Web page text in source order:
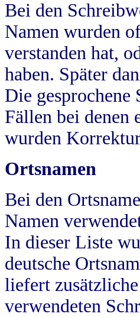
Bei den
Namen wurden
verstanden hat,
haben. Später
Die
Fällen bei denen
wurden
Ortsnamen
Bei den
Namen
In dieser Liste
deutsche
liefert
verwendeten